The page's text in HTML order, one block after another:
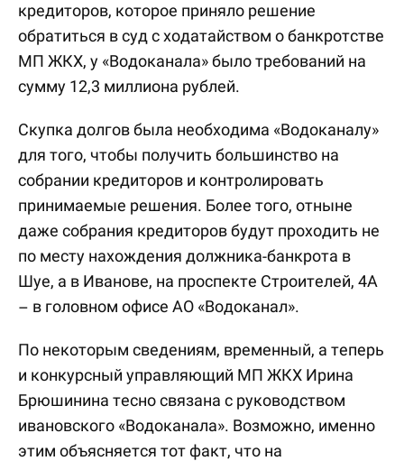
кредиторов, которое приняло решение
обратиться в суд с ходатайством о банкротстве
МП ЖКХ, у «Водоканала» было требований на
сумму 12,3 миллиона рублей.
Скупка долгов была необходима «Водоканалу»
для того, чтобы получить большинство на
собрании кредиторов и контролировать
принимаемые решения. Более того, отныне
даже собрания кредиторов будут проходить не
по месту нахождения должника-банкрота в
Шуе, а в Иванове, на проспекте Строителей, 4А
– в головном офисе АО «Водоканал».
По некоторым сведениям, временный, а теперь
и конкурсный управляющий МП ЖКХ Ирина
Брюшинина тесно связана с руководством
ивановского «Водоканала». Возможно, именно
этим объясняется тот факт, что на